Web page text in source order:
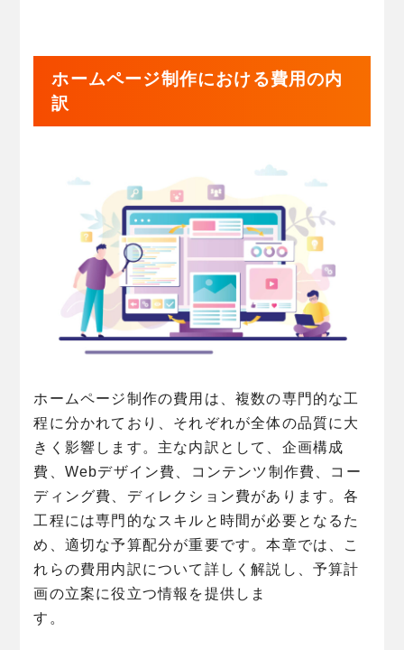
ホームページ制作における費用の内
訳
ホームページ制作の費用は、複数の専門的な工
程に分かれており、それぞれが全体の品質に大
きく影響します。主な内訳として、企画構成
費、Webデザイン費、コンテンツ制作費、コー
ディング費、ディレクション費があります。各
工程には専門的なスキルと時間が必要となるた
め、適切な予算配分が重要です。本章では、こ
れらの費用内訳について詳しく解説し、予算計
画の立案に役立つ情報を提供しま
す。